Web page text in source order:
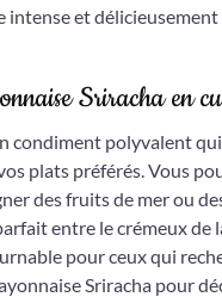
intense et
Sriracha en
condiment polyvalent
plats préférés. Vous
des fruits de mer ou
entre le crémeux
pour ceux qui
Sriracha pour